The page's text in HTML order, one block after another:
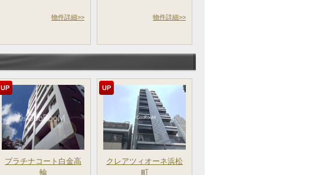
物件詳細>> 物件詳細>>
UP
プラチナコート白金高
輪
UP
クレアツィオーネ浜松
町